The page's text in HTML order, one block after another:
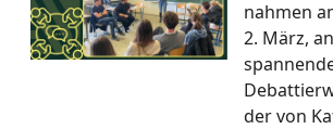
nahmen
2. März,
der von